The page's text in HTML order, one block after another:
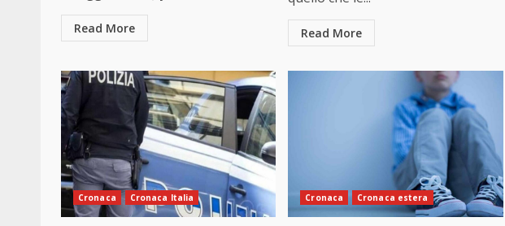
Read More Read More
Cronaca Cronaca Italia Cronaca Cronaca estera